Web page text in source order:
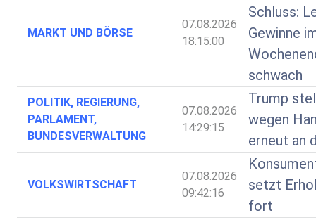
MARKT UND BÖRSE
07.08.2026
18:15:00
Schluss:
Gewinne
schwach
POLITIK, REGIERUNG,
PARLAMENT,
BUNDESVERWALTUNG
07.08.2026
14:29:15
Trump
wegen
erneut an
VOLKSWIRTSCHAFT
07.08.2026
09:42:16
setzt
fort